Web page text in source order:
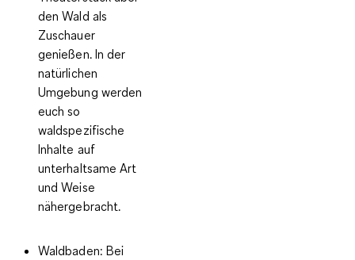
den Wald als
Zuschauer
genießen. In der
natürlichen
Umgebung werden
euch so
waldspezifische
Inhalte auf
unterhaltsame Art
und Weise
nähergebracht.
Waldbaden: Bei